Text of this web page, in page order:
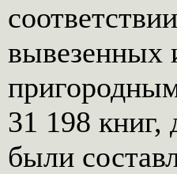
вывезенных
31 198
были